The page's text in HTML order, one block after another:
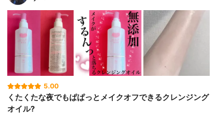
5.00
くたくたな夜でもぱぱっとメイクオフできるクレンジング
オイル?